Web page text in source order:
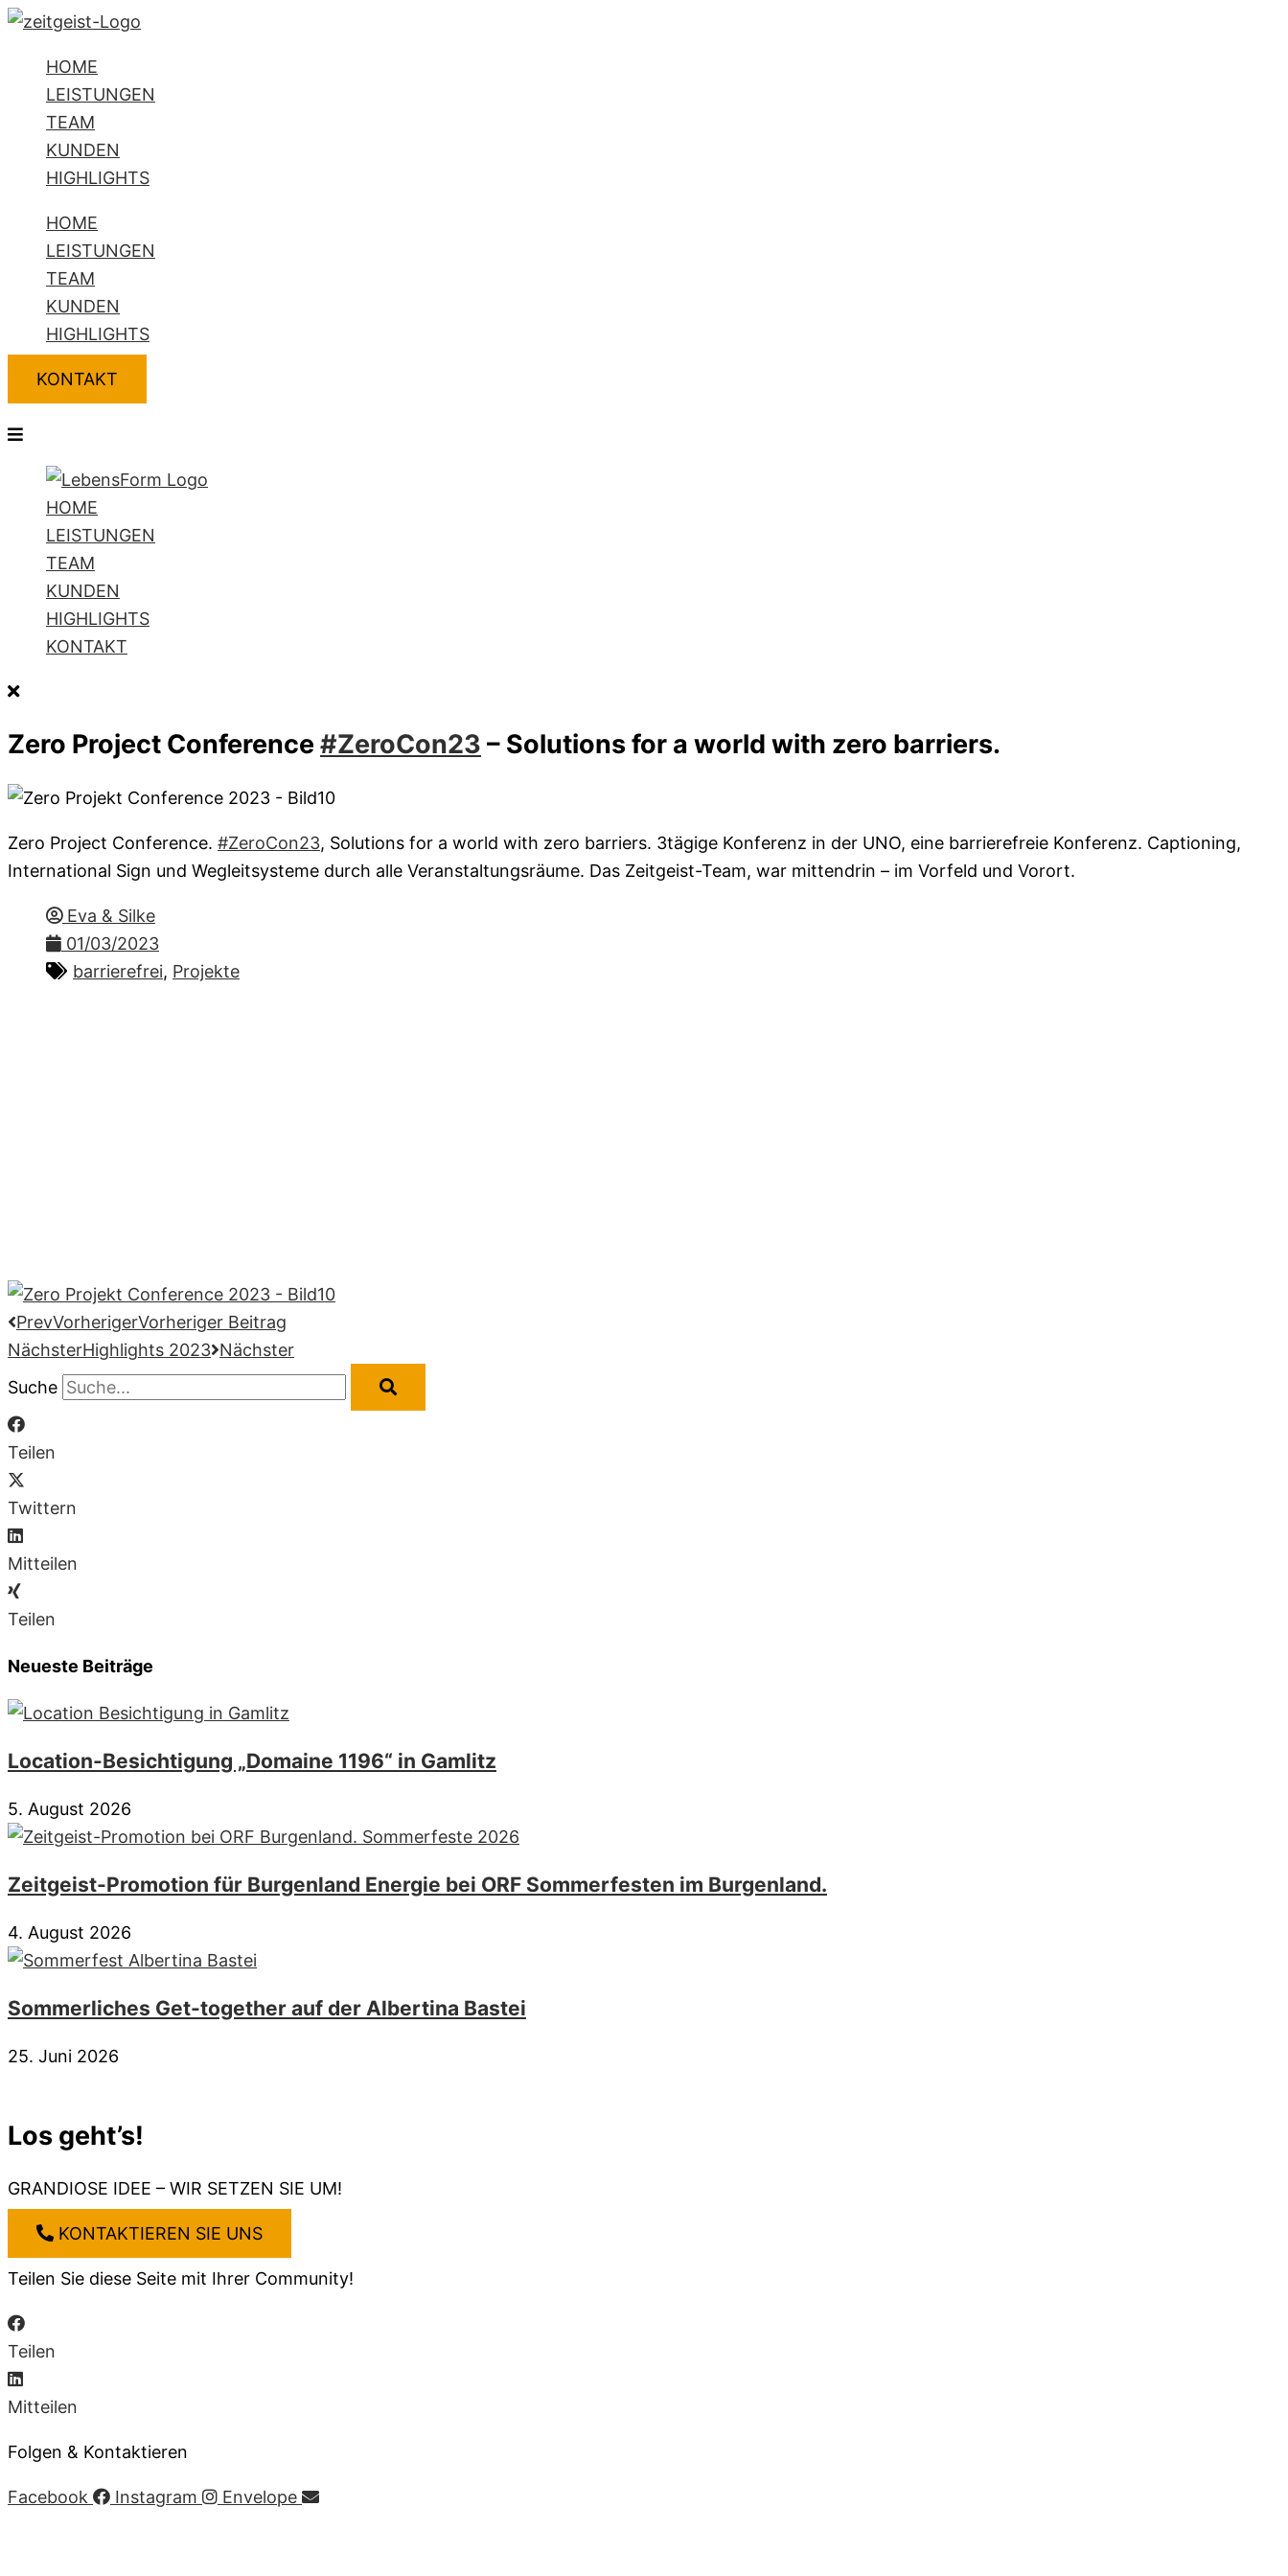
Zum
springen
HOME
LEISTUNGEN
TEAM
KUNDEN
HIGHLIGHTS
HOME
LEISTUNGEN
TEAM
KUNDEN
HIGHLIGHTS
KONTAKT
Flyout
HOME
LEISTUNGEN
TEAM
KUNDEN
HIGHLIGHTS
KONTAKT
Zero Project Conference #ZeroCon23 – Solutions for a world with zero barriers.
Zero Project Conference. #ZeroCon23, Solutions for a world with zero barriers. 3tägige Konferenz in der UNO, eine barrierefreie Konferenz. Captioning,
International Sign und Wegleitsysteme durch alle Veranstaltungsräume. Das Zeitgeist-Team, war mittendrin – im Vorfeld und Vorort.
Eva & Silke
01/03/2023
barrierefrei, Projekte
PrevVorherigerVorheriger Beitrag
NächsterHighlights 2023 Nächster
Suche
Teilen
Twittern
Mitteilen
Teilen
Neueste Beiträge
Location-Besichtigung „Domaine 1196“ in Gamlitz
5. August 2026
Zeitgeist-Promotion für Burgenland Energie bei ORF Sommerfesten im Burgenland.
4. August 2026
Sommerliches Get-together auf der Albertina Bastei
25. Juni 2026
Los geht’s!
GRANDIOSE IDEE – WIR SETZEN SIE UM!
KONTAKTIEREN SIE UNS
Teilen Sie diese Seite mit Ihrer Community!
Teilen
Mitteilen
Folgen & Kontaktieren
Facebook Instagram Envelope